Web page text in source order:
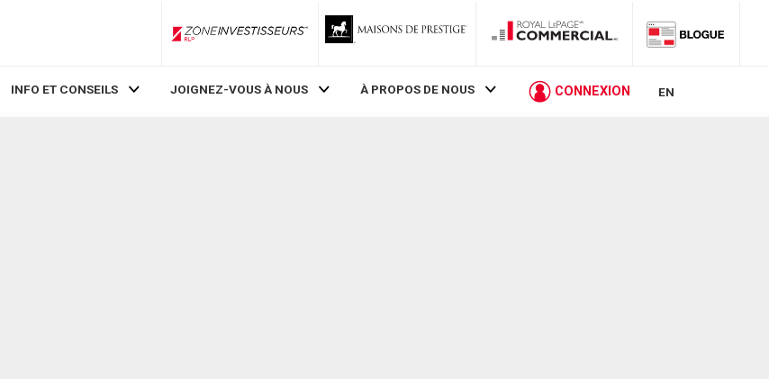
ZoneInvestisseurs RLP
INFO ET CONSEILS JOIGNEZ-VOUS À NOUS À PROPOS DE NOUS CONNEXION EN